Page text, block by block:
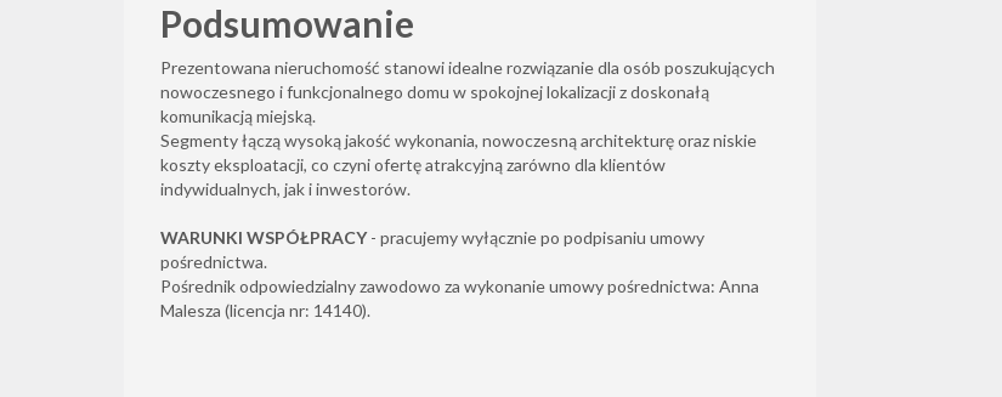
Podsumowanie
Prezentowana nieruchomość stanowi idealne rozwiązanie dla osób poszukujących
nowoczesnego i funkcjonalnego domu w spokojnej lokalizacji z doskonałą
komunikacją miejską.
Segmenty łączą wysoką jakość wykonania, nowoczesną architekturę oraz niskie
koszty eksploatacji, co czyni ofertę atrakcyjną zarówno dla klientów
indywidualnych, jak i inwestorów.
WARUNKI WSPÓŁPRACY- pracujemy wyłącznie po podpisaniu umowy
pośrednictwa.
Pośrednik odpowiedzialny zawodowo za wykonanie umowy pośrednictwa: Anna
Malesza (licencja nr: 14140).